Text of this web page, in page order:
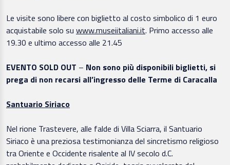
Le visite sono libere con biglietto al costo simbolico di 1 euro
acquistabile solo su www.museiitaliani.it. Primo accesso alle
19.30 e ultimo accesso alle 21.45
EVENTO SOLD OUT – Non sono più disponibili biglietti, si
prega di non recarsi all’ingresso delle Terme di Caracalla
Santuario Siriaco
Nel rione Trastevere, alle falde di Villa Sciarra, il Santuario
Siriaco è una preziosa testimonianza del sincretismo religioso
tra Oriente e Occidente risalente al IV secolo d.C.